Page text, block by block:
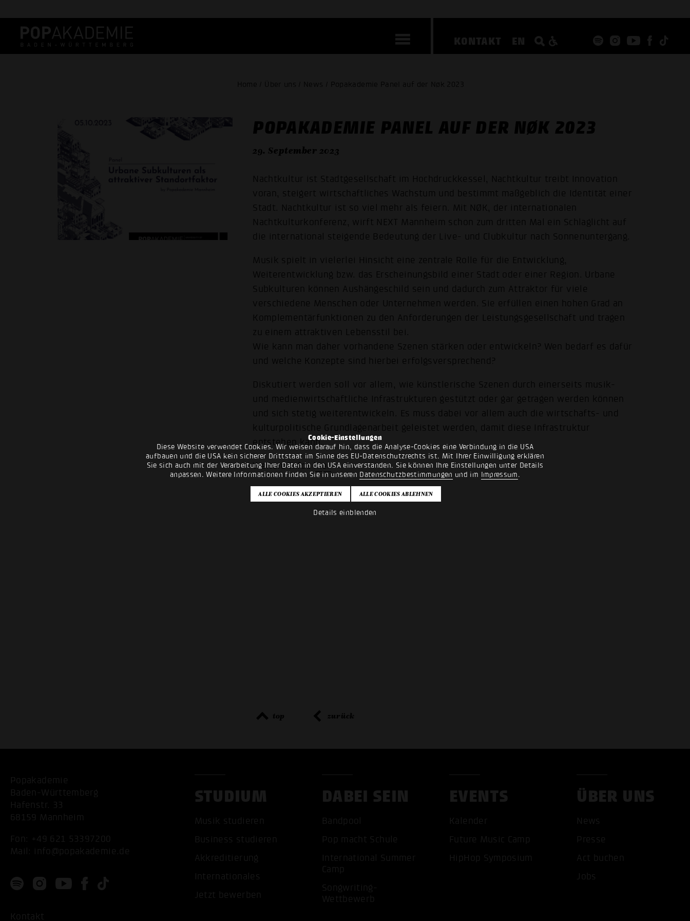
Cookie-Einstellungen
Diese Website verwendet Cookies. Wir weisen darauf hin, dass die Analyse-Cookies eine Verbindung in die USA
aufbauen und die USA kein sicherer Drittstaat im Sinne des EU-Datenschutzrechts ist. Mit Ihrer Einwilligung erklären
Sie sich auch mit der Verarbeitung Ihrer Daten in den USA einverstanden. Sie können Ihre Einstellungen unter Details
anpassen. Weitere Informationen finden Sie in unseren Datenschutzbestimmungen und im Impressum.
ALLE COOKIES AKZEPTIEREN ALLE COOKIES
Details einblenden
KONTAKT EN
Home / Über uns / News / Popakademie Panel auf der Nøk 2023
POPAKADEMIE PANEL AUF DER NØK 2023
29. September 2023
Nachtkultur ist Stadtgesellschaft im Hochdruckkessel, Nachtkultur treibt Innovation
voran, steigert wirtschaftliches Wachstum und bestimmt maßgeblich die Identität einer
Stadt. Nachtkultur ist so viel mehr als feiern. Mit NØK, der internationalen
Nachtkulturkonferenz, wirft NEXT Mannheim schon zum dritten Mal ein Schlaglicht auf
die international steigende Bedeutung der Live- und Clubkultur nach Sonnenuntergang.
Musik spielt in vielerlei Hinsicht eine zentrale Rolle für die Entwicklung,
Weiterentwicklung bzw. das Erscheinungsbild einer Stadt oder einer Region. Urbane
Subkulturen können Aushängeschild sein und dadurch zum Attraktor für viele
verschiedene Menschen oder Unternehmen werden. Sie erfüllen einen hohen Grad an
Komplementärfunktionen zu den Anforderungen der Leistungsgesellschaft und tragen
zu einem attraktiven Lebensstil bei.
Wie kann man daher vorhandene Szenen stärken oder entwickeln? Wen bedarf es dafür
und welche Konzepte sind hierbei erfolgsversprechend?
Diskutiert werden soll vor allem, wie künstlerische Szenen durch einerseits musik-
und medienwirtschaftliche Infrastrukturen gestützt oder gar getragen werden können
und sich stetig weiterentwickeln. Es muss dabei vor allem auch die wirtschafts- und
kulturpolitische Grundlagenarbeit geleistet werden, damit diese Infrastruktur
entstehen kann.
Weitere Infoshier
top zurück
Popakademie
Baden-Württemberg
Hafenstr. 33
68159 Mannheim
Fon: +49 621 53397200
Mail: info@popakademie.de
Kontakt
STUDIUM
Musik studieren
Business studieren
Akkreditierung
Internationales
Jetzt bewerben
DABEI SEIN
Bandpool
Pop macht Schule
International Summer
Camp
Songwriting-
Wettbewerb
EVENTS
Kalender
Future Music Camp
HipHop Symposium
ÜBER UNS
News
Presse
Act buchen
Jobs